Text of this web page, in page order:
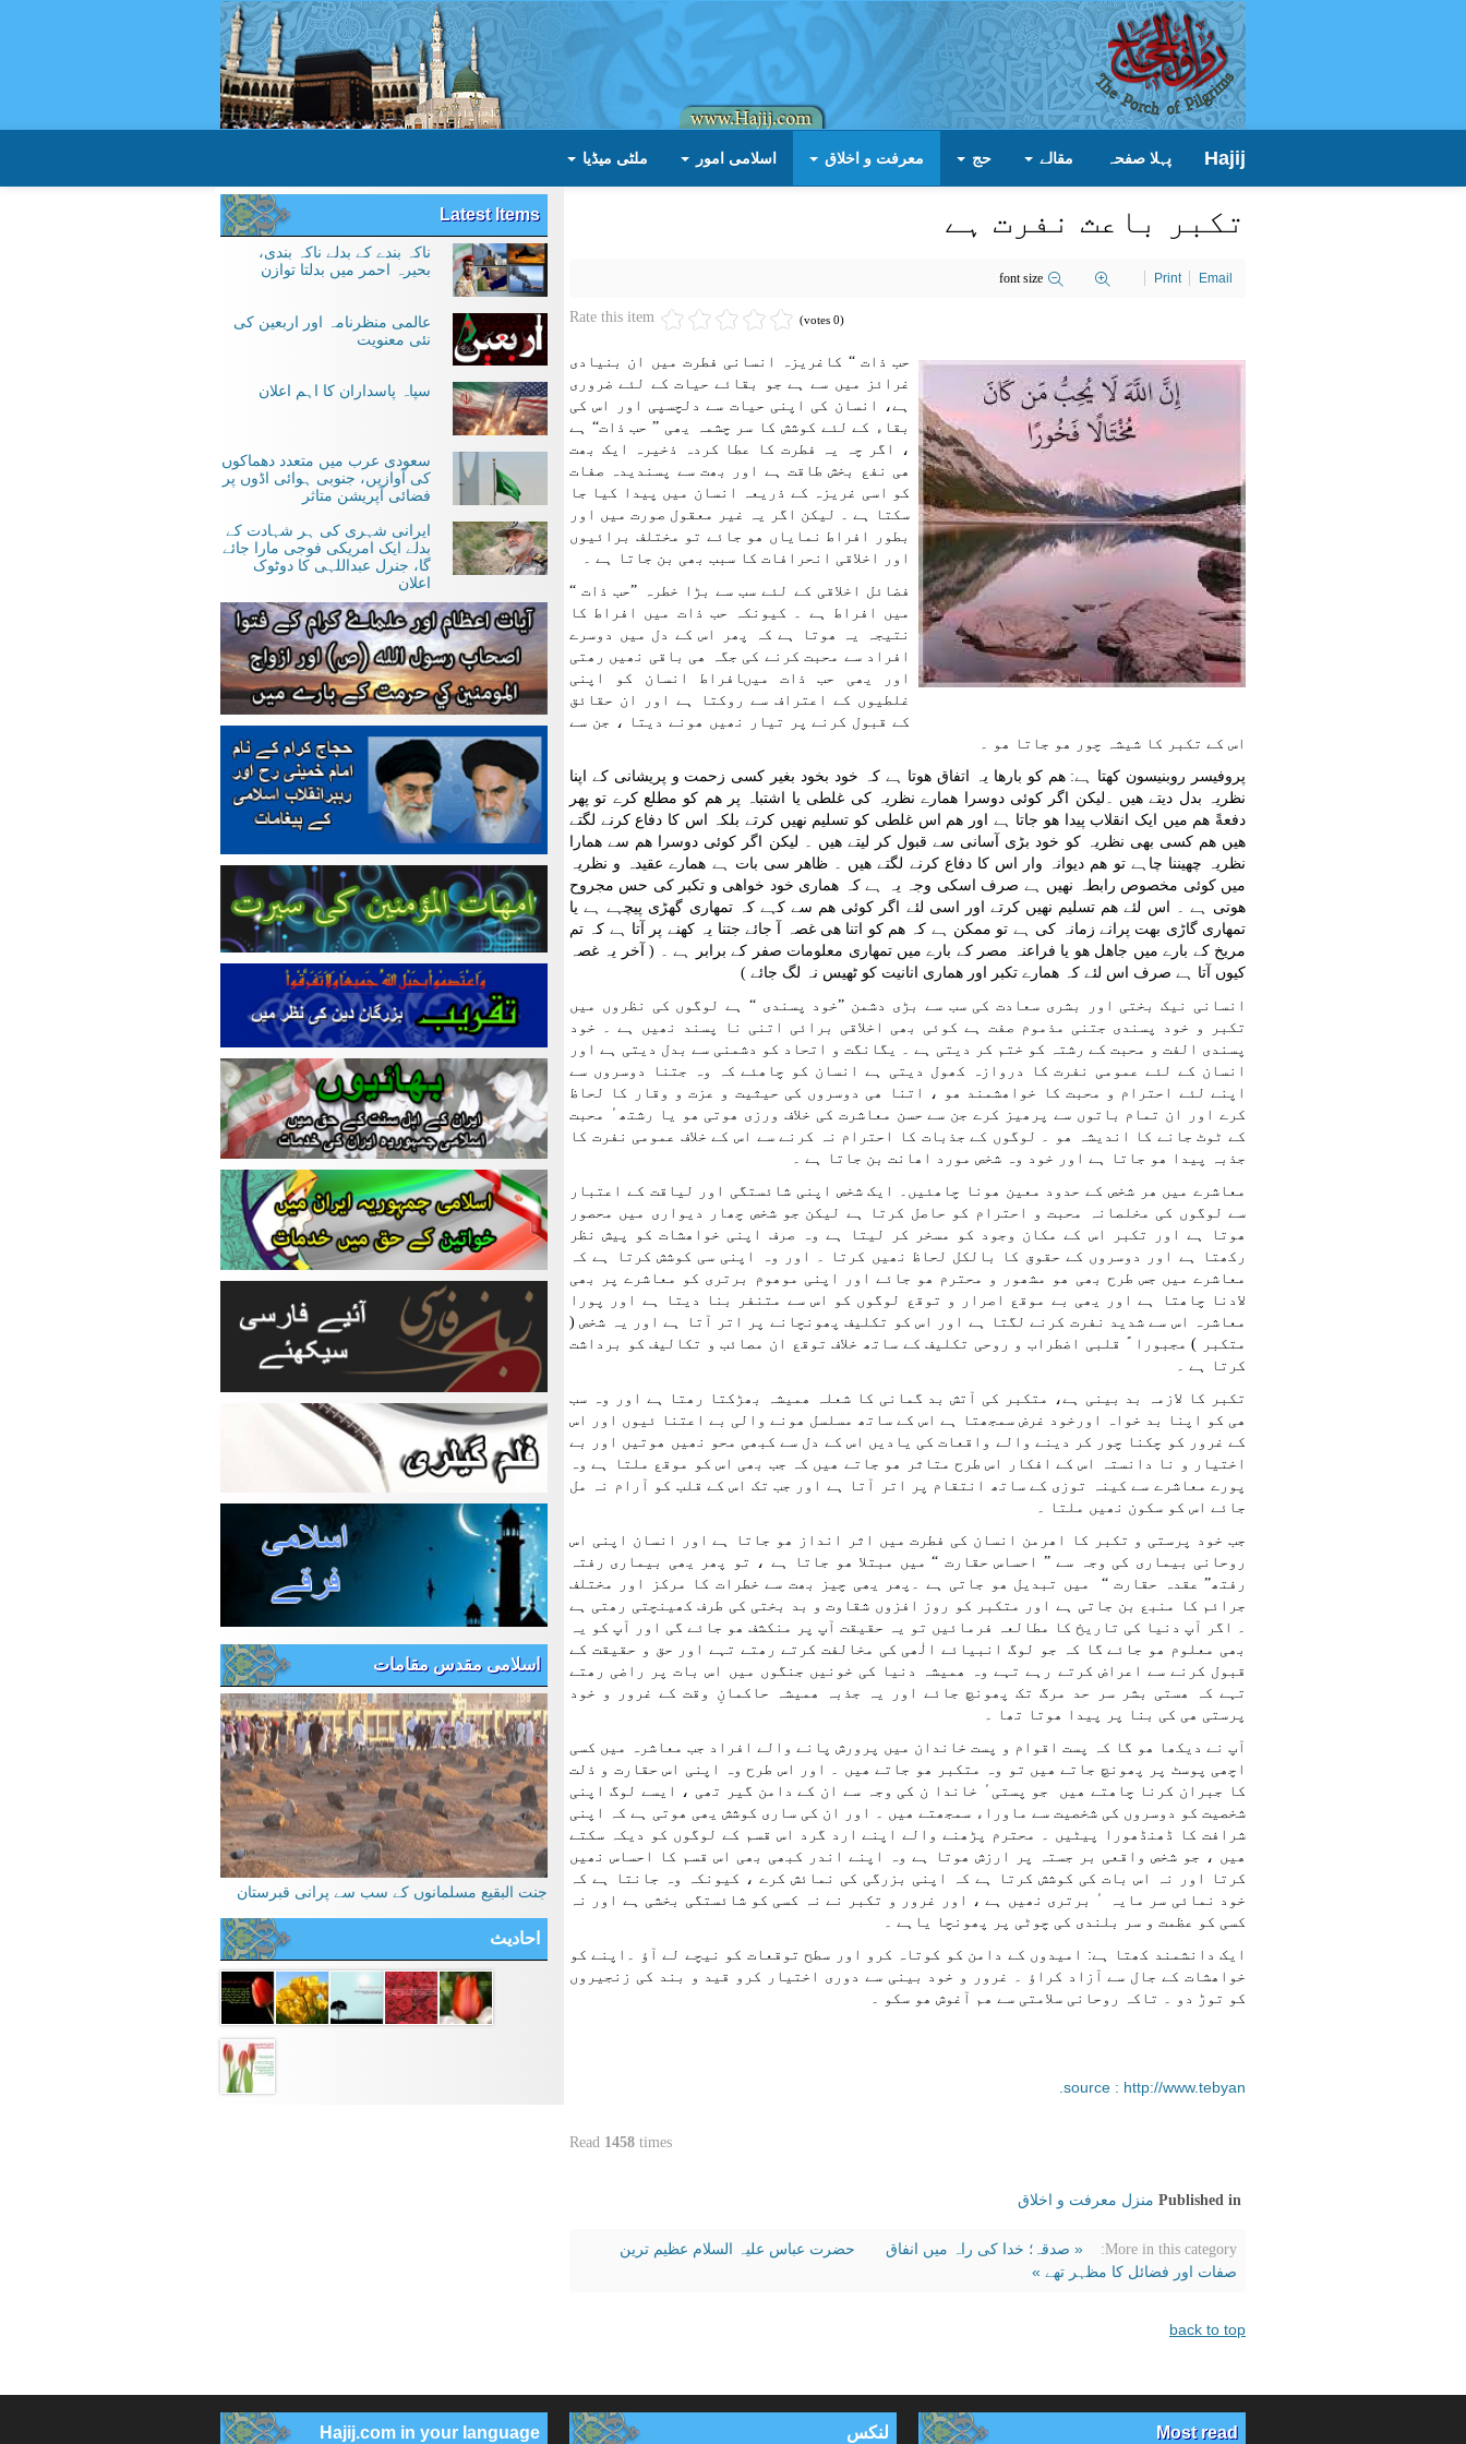
Hajij پہلا صفحہ مقالے حج معرفت و اخلاق اسلامی امور ملٹی میڈیا
تکبر باعث نفرت ہے
font size Print Email
Rate this item (0 votes)
حب ذات “ کاغریزہ انسانی فطرت میں ان بنیادی
غرائز میں سے ہے جو بقائے حیات کے لئے ضروری
ہے، انسان کی اپنی حیات سے دلچسپی اور اس کی
بقاء کے لئے کوشش کا سر چشمہ یھی ” حب ذات“ ہے
، اگر چہ یہ فطرت کا عطا کردہ ذخیرہ ایک بھت
ھی نفع بخش طاقت ہے اور بھت سے پسندیدہ صفات
کو اسی غریزہ کے ذریعہ انسان میں پیدا کیا جا
سکتا ہے ۔ لیکن اگر یہ غیر معقول صورت میں اور
بطور افراط نمایاں ھو جائے تو مختلف برائیوں
اور اخلاقی انحرافات کا سبب بھی بن جاتا ہے ۔
فضائل اخلاقی کے لئے سب سے بڑا خطرہ ”حب ذات “
میں افراط ہے ۔ کیونکہ حب ذات میں افراط کا
نتیجہ یہ ھوتا ہے کہ پھر اس کے دل میں دوسرے
افراد سے محبت کرنے کی جگہ ھی باقی نھیں رھتی
اور یھی حب ذات میںافراط انسان کو اپنی
غلطیوں کے اعتراف سے روکتا ہے اور ان حقائق
کے قبول کرنے پر تیار نھیں ھونے دیتا ، جن سے
اس کے تکبر کا شیشہ چور ھو جاتا ھو ۔
پروفیسر روبنیسون کھتا ہے: ھم کو بارھا یہ اتفاق ھوتا ہے کہ خود بخود بغیر کسی زحمت و پریشانی کے اپنا
نظریہ بدل دیتے ھیں ۔لیکن اگر کوئی دوسرا ھمارے نظریہ کی غلطی یا اشتباہ پر ھم کو مطلع کرے تو پھر
دفعةً ھم میں ایک انقلاب پیدا ھو جاتا ہے اور ھم اس غلطی کو تسلیم نھیں کرتے بلکہ اس کا دفاع کرنے لگتے
ھیں ھم کسی بھی نظریہ کو خود بڑی آسانی سے قبول کر لیتے ھیں ۔ لیکن اگر کوئی دوسرا ھم سے ھمارا
نظریہ چھیننا چاہے تو ھم دیوانہ وار اس کا دفاع کرنے لگتے ھیں ۔ ظاھر سی بات ہے ھمارے عقیدہ و نظریہ
میں کوئی مخصوص رابطہ نھیں ہے صرف اسکی وجہ یہ ہے کہ ھماری خود خواھی و تکبر کی حس مجروح
ھوتی ہے ۔ اس لئے ھم تسلیم نھیں کرتے اور اسی لئے اگر کوئی ھم سے کہے کہ تمھاری گھڑی پیچہے ہے یا
تمھاری گاڑی بھت پرانے زمانہ کی ہے تو ممکن ہے کہ ھم کو اتنا ھی غصہ آ جائے جتنا یہ کھنے پر آتا ہے کہ تم
مریخ کے بارے میں جاھل ھو یا فراعنہ مصر کے بارے میں تمھاری معلومات صفر کے برابر ہے ۔ ( آخر یہ غصہ
کیوں آتا ہے صرف اس لئے کہ ھمارے تکبر اور ھماری انانیت کو ٹھیس نہ لگ جائے )
انسانی نیک بختی اور بشری سعادت کی سب سے بڑی دشمن ”خود پسندی “ ہے لوگوں کی نظروں میں
تکبر و خود پسندی جتنی مذموم صفت ہے کوئی بھی اخلاقی برائی اتنی نا پسند نھیں ہے ۔ خود
پسندی الفت و محبت کے رشتہ کو ختم کر دیتی ہے ۔ یگانگت و اتحاد کو دشمنی سے بدل دیتی ہے اور
انسان کے لئے عمومی نفرت کا دروازہ کھول دیتی ہے انسان کو چاھئے کہ وہ جتنا دوسروں سے
اپنے لئے احترام و محبت کا خواھشمند ھو ، اتنا ھی دوسروں کی حیثیت و عزت و وقار کا لحاظ
کرے اور ان تمام باتوں سے پرھیز کرے جن سے حسن معاشرت کی خلاف ورزی ھوتی ھو یا رشتھٴ محبت
کے ٹوٹ جانے کا اندیشہ ھو ۔ لوگوں کے جذبات کا احترام نہ کرنے سے اس کے خلاف عمومی نفرت کا
جذبہ پیدا ھو جاتا ہے اور خود وہ شخص مورد اھانت بن جاتا ہے ۔
معاشرے میں ھر شخص کے حدود معین ھونا چاھئیں۔ ایک شخص اپنی شائستگی اور لیاقت کے اعتبار
سے لوگوں کی مخلصانہ محبت و احترام کو حاصل کرتا ہے لیکن جو شخص چھار دیواری میں محصور
ھوتا ہے اور تکبر اس کے مکان وجود کو مسخر کر لیتا ہے وہ صرف اپنی خواھشات کو پیش نظر
رکھتا ہے اور دوسروں کے حقوق کا بالکل لحاظ نھیں کرتا ۔ اور وہ اپنی سی کوشش کرتا ہے کہ
معاشرے میں جس طرح بھی ھو مشھور و محترم ھو جائے اور اپنی موھوم برتری کو معاشرے پر بھی
لادنا چاھتا ہے اور یھی بے موقع اصرار و توقع لوگوں کو اس سے متنفر بنا دیتا ہے اور پورا
معاشرہ اس سے شدید نفرت کرنے لگتا ہے اور اس کو تکلیف پھونچانے پر اتر آتا ہے اور یہ شخص (
متکبر ) مجبورا ً قلبی اضطراب و روحی تکلیف کے ساتھ خلاف توقع ان مصائب و تکالیف کو برداشت
کرتا ہے ۔
تکبر کا لازمہ بد بینی ہے، متکبر کی آتش بد گمانی کا شعلہ ھمیشہ بھڑکتا رھتا ہے اور وہ سب
ھی کو اپنا بد خواہ اورخود غرض سمجھتا ہے اس کے ساتھ مسلسل ھونے والی بے اعتنا ئیوں اور اس
کے غرور کو چکنا چور کر دینے والے واقعات کی یادیں اس کے دل سے کبھی محو نھیں ھوتیں اور بے
اختیار و نا دانستہ اس کے افکار اس طرح متاثر ھو جاتے ھیں کہ جب بھی اس کو موقع ملتا ہے وہ
پورے معاشرے سے کینہ توزی کے ساتھ انتقام پر اتر آتا ہے اور جب تک اس کے قلب کو آرام نہ مل
جائے اس کو سکون نھیں ملتا ۔
جب خود پرستی و تکبر کا اھرمن انسان کی فطرت میں اثر انداز ھو جاتا ہے اور انسان اپنی اس
روحانی بیماری کی وجہ سے ” احساس حقارت “ میں مبتلا ھو جاتا ہے ، تو پھر یھی بیماری رفتہ
رفتھ” عقدہ حقارت “ میں تبدیل ھو جاتی ہے ۔پھر یھی چیز بھت سے خطرات کا مرکز اور مختلف
جرائم کا منبع بن جاتی ہے اور متکبر کو روز افزوں شقاوت و بد بختی کی طرف کھینچتی رھتی ہے
۔ اگر آپ دنیا کی تاریخ کا مطالعہ فرمائیں تو یہ حقیقت آپ پر منکشف ھو جائے گی اور آپ کو یہ
بھی معلوم ھو جائے گا کہ جو لوگ انبیائے الٰھی کی مخالفت کرتے رھتے تہے اور حق و حقیقت کے
قبول کرنے سے اعراض کرتے رہے تہے وہ ھمیشہ دنیا کی خونیں جنگوں میں اس بات پر راضی رھتے
تہے کہ ھستی بشر سر حد مرگ تک پھونچ جائے اور یہ جذبہ ھمیشہ حاکمانِ وقت کے غرور و خود
پرستی ھی کی بنا پر پیدا ھوتا تھا ۔
آپ نے دیکھا ھو گا کہ پست اقوام و پست خاندان میں پرورش پانے والے افراد جب معاشرہ میں کسی
اچھی پوسٹ پر پھونچ جاتے ھیں تو وہ متکبر ھو جاتے ھیں ۔ اور اس طرح وہ اپنی اس حقارت و ذلت
کا جبران کرنا چاھتے ھیں جو پستیٴ خاندا ن کی وجہ سے ان کے دامن گیر تھی ، ایسے لوگ اپنی
شخصیت کو دوسروں کی شخصیت سے ماوراء سمجھتے ھیں ۔ اور ان کی ساری کوشش یھی ھوتی ہے کہ اپنی
شرافت کا ڈھنڈھورا پیٹیں ۔ محترم پڑھنے والے اپنے ارد گرد اس قسم کے لوگوں کو دیکہ سکتے
ھیں ، جو شخص واقعی بر جستہ پر ارزش ھوتا ہے وہ اپنے اندر کبھی بھی اس قسم کا احساس نھیں
کرتا اور نہ اس بات کی کوشش کرتا ہے کہ اپنی بزرگی کی نمائش کرے ، کیونکہ وہ جانتا ہے کہ
خود نمائی سر مایہ ٴ برتری نھیں ہے ، اور غرور و تکبر نے نہ کسی کو شائستگی بخشی ہے اور نہ
کسی کو عظمت و سر بلندی کی چوٹی پر پھونچا یاہے ۔
ایک دانشمند کھتا ہے: امیدوں کے دامن کو کوتاہ کرو اور سطح توقعات کو نیچے لے آؤ ۔اپنے کو
خواھشات کے جال سے آزاد کراؤ ۔ غرور و خود بینی سے دوری اختیار کرو قید و بند کی زنجیروں
کو توڑ دو ۔ تاکہ روحانی سلامتی سے ھم آغوش ھو سکو ۔
source : http://www.tebyan.
Read 1458 times
Published in منزل معرفت و اخلاق
More in this category: « صدقہ؛ خدا کی راہ میں انفاق
حضرت عباس علیہ السلام عظیم ترین
صفات اور فضائل کا مظہر تھے »
back to top
Latest Items
ناکہ بندے کے بدلے ناکہ بندی،
بحیرہ احمر میں بدلتا توازن
عالمی منظرنامہ اور اربعین کی
نئی معنویت
سپاہ پاسداران کا اہم اعلان
سعودی عرب میں متعدد دھماکوں
کی آوازیں، جنوبی ہوائی اڈوں پر
فضائی آپریشن متاثر
ایرانی شہری کی ہر شہادت کے
بدلے ایک امریکی فوجی مارا جائے
گا، جنرل عبداللہی کا دوٹوک
اعلان
اسلامی مقدس مقامات
جنت البقیع مسلمانوں کے سب سے پرانی قبرستان
احادیث
Most read لنکس Hajij.com in your language